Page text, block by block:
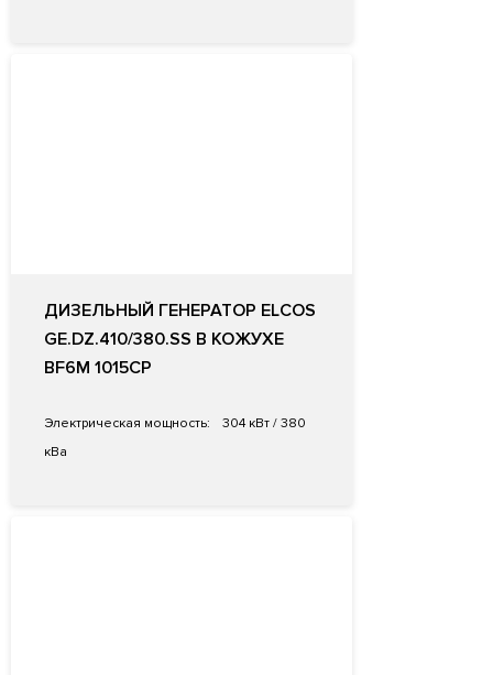
ДИЗЕЛЬНЫЙ ГЕНЕРАТОР ELCOS
GE.DZ.410/380.SS В КОЖУХЕ
BF6M 1015CP
Электрическая мощность:
304 кВт / 380
кВа